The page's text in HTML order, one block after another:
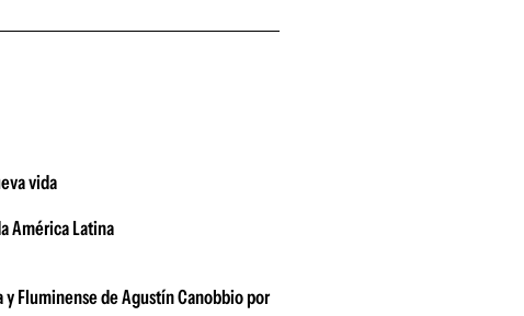
vida
América Latina
Fluminense de Agustín Canobbio por